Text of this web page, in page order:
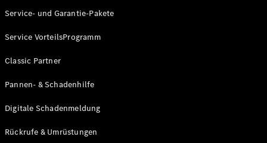
Events &
Driving
Service- und Garantie-Pakete
Service VorteilsProgramm
Classic Partner
Pannen- & Schadenhilfe
Digitale Schadenmeldung
Rückrufe & Umrüstungen